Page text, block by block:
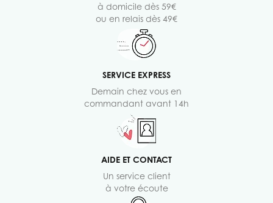
à domicile dès 59€
ou en relais dès 49€
SERVICE EXPRESS
Demain chez vous en
commandant avant 14h
AIDE ET CONTACT
Un service client
à votre écoute